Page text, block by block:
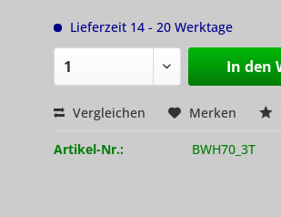
Lieferzeit 14 - 20 Werktage
In den
Vergleichen Merken
Artikel-Nr.: BWH70_3T